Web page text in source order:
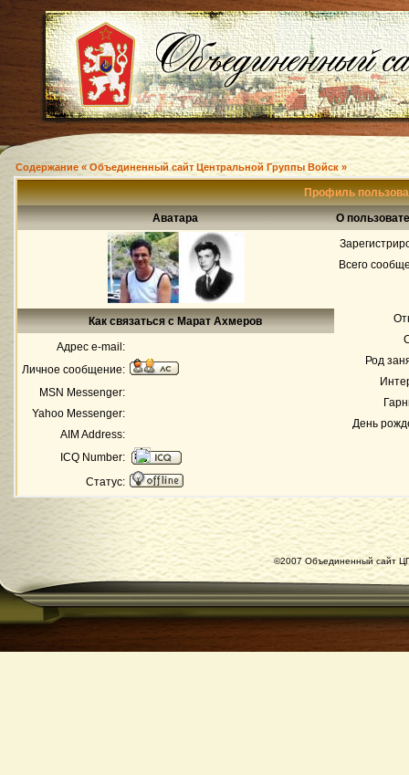
Содержание « Объединенный сайт Центральной Группы Войск »
Профиль
Аватара
О
Всего
Род
День
Как связаться с Марат Ахмеров
Адрес e-mail:
Личное сообщение:
MSN Messenger:
Yahoo Messenger:
AIM Address:
ICQ Number:
Статус:
©2007 Объединенный сайт